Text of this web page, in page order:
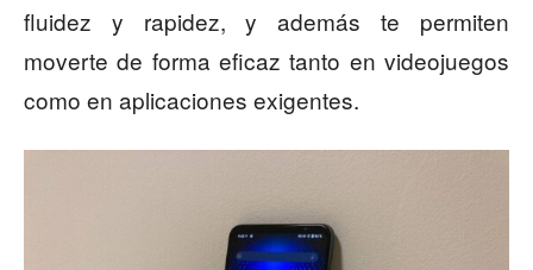
fluidez y rapidez, y además te permiten
moverte de forma eficaz tanto en videojuegos
como en aplicaciones exigentes.